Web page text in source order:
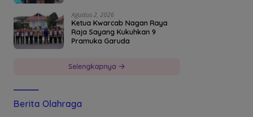
Agustus 2, 2026
Ketua Kwarcab Nagan Raya
Raja Sayang Kukuhkan 9
Pramuka Garuda
Selengkapnya
Berita Olahraga